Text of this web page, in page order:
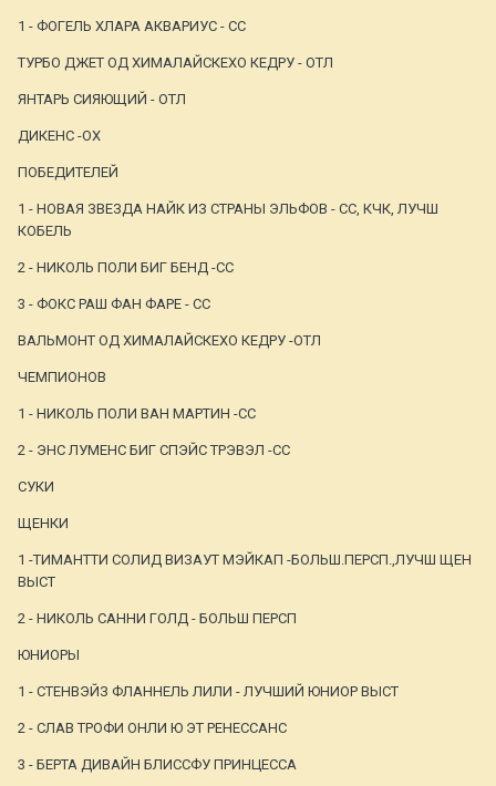
1 - ФОГЕЛЬ ХЛАРА АКВАРИУС - СС
ТУРБО ДЖЕТ ОД ХИМАЛАЙСКЕХО КЕДРУ - ОТЛ
ЯНТАРЬ СИЯЮЩИЙ - ОТЛ
ДИКЕНС -ОХ
ПОБЕДИТЕЛЕЙ
1 - НОВАЯ ЗВЕЗДА НАЙК ИЗ СТРАНЫ ЭЛЬФОВ - СС, КЧК, ЛУЧШ
КОБЕЛЬ
2 - НИКОЛЬ ПОЛИ БИГ БЕНД -СС
3 - ФОКС РАШ ФАН ФАРЕ - СС
ВАЛЬМОНТ ОД ХИМАЛАЙСКЕХО КЕДРУ -ОТЛ
ЧЕМПИОНОВ
1 - НИКОЛЬ ПОЛИ ВАН МАРТИН -СС
2 - ЭНС ЛУМЕНС БИГ СПЭЙС ТРЭВЭЛ -СС
СУКИ
ЩЕНКИ
1 -ТИМАНТТИ СОЛИД ВИЗАУТ МЭЙКАП -БОЛЬШ.ПЕРСП.,ЛУЧШ ЩЕН
ВЫСТ
2 - НИКОЛЬ САННИ ГОЛД - БОЛЬШ ПЕРСП
ЮНИОРЫ
1 - СТЕНВЭЙЗ ФЛАННЕЛЬ ЛИЛИ - ЛУЧШИЙ ЮНИОР ВЫСТ
2 - СЛАВ ТРОФИ ОНЛИ Ю ЭТ РЕНЕССАНС
3 - БЕРТА ДИВАЙН БЛИССФУ ПРИНЦЕССА